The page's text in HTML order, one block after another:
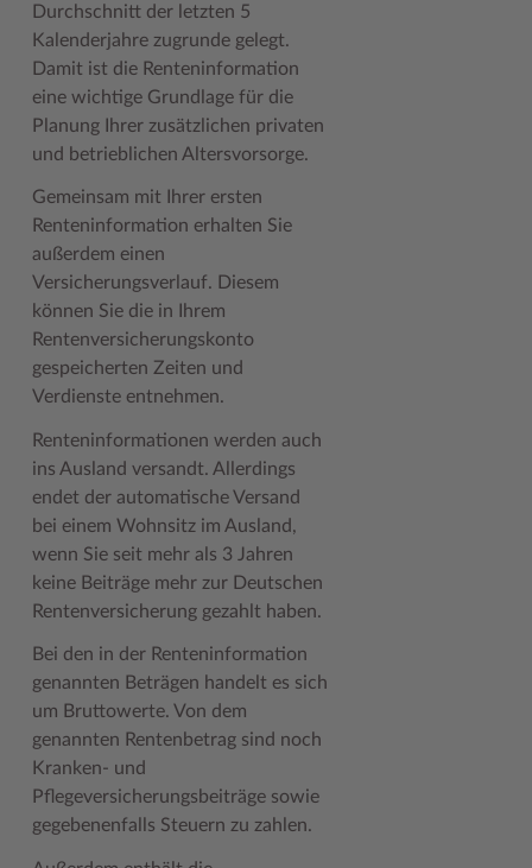
Durchschnitt der letzten 5
Kalenderjahre zugrunde gelegt.
Damit ist die Renteninformation
eine wichtige Grundlage für die
Planung Ihrer zusätzlichen privaten
und betrieblichen Altersvorsorge.
Gemeinsam mit Ihrer ersten
Renteninformation erhalten Sie
außerdem einen
Versicherungsverlauf. Diesem
können Sie die in Ihrem
Rentenversicherungskonto
gespeicherten Zeiten und
Verdienste entnehmen.
Renteninformationen werden auch
ins Ausland versandt. Allerdings
endet der automatische Versand
bei einem Wohnsitz im Ausland,
wenn Sie seit mehr als 3 Jahren
keine Beiträge mehr zur Deutschen
Rentenversicherung gezahlt haben.
Bei den in der Renteninformation
genannten Beträgen handelt es sich
um Bruttowerte. Von dem
genannten Rentenbetrag sind noch
Kranken- und
Pflegeversicherungsbeiträge sowie
gegebenenfalls Steuern zu zahlen.